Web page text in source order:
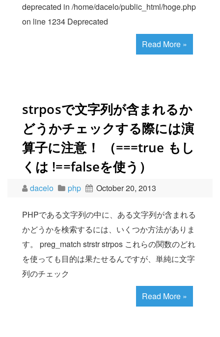
deprecated in /home/dacelo/public_html/hoge.php
on line 1234 Deprecated
Read More »
strposで文字列が含まれるか
どうかチェックする際には演
算子に注意！ （===true もし
くは !==falseを使う）
dacelo php October 20, 2013
PHPである文字列の中に、ある文字列が含まれる
かどうかを検索するには、いくつか方法がありま
す。 preg_match strstr strpos これらの関数のどれ
を使っても目的は果たせるんですが、単純に文字
列のチェック
Read More »